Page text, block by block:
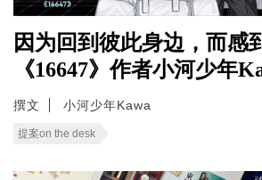
因为回到彼此身边，而
《16647》作者小河少年
撰文 小河少年Kawa
提案on the desk